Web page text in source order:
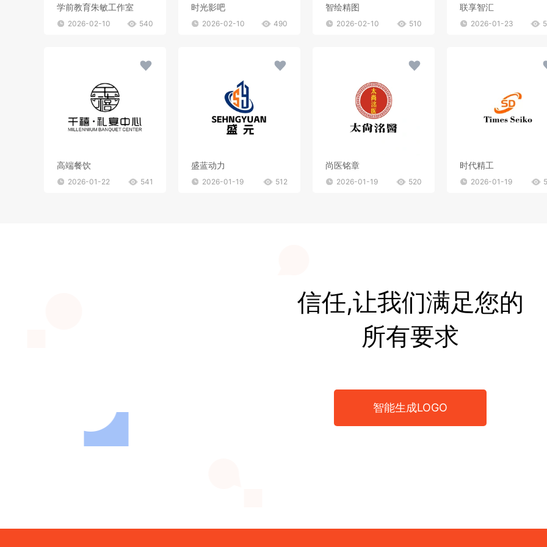
学前教育朱敏工作室
2026-02-10 540
时光影吧
2026-02-10 490
智绘精图
2026-02-10 510
联享智汇
2026-01-23
高端餐饮
2026-01-22 541
盛蓝动力
2026-01-19 512
尚医铭章
2026-01-19 520
时代精工
2026-01-19
信任,让我们满足您的
所有要求
智能生成LOGO